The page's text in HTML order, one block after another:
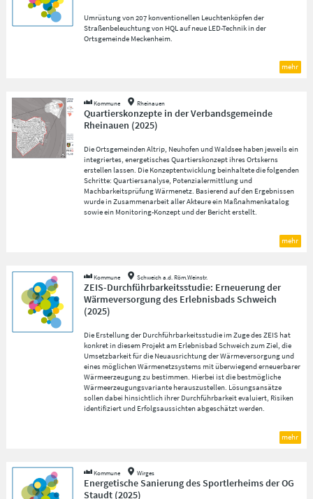
Umrüstung von 207 konventionellen Leuchtenköpfen der
Straßenbeleuchtung von HQL auf neue LED-Technik in der
Ortsgemeinde Meckenheim.
mehr
Quartierskonzepte in der Verbandsgemeinde
Rheinauen (2025)
Kommune Rheinauen
Die Ortsgemeinden Altrip, Neuhofen und Waldsee haben jeweils ein
integriertes, energetisches Quartierskonzept ihres Ortskerns
erstellen lassen. Die Konzeptentwicklung beinhaltete die folgenden
Schritte: Quartiersanalyse, Potenzialermittlung und
Machbarkeitsprüfung Wärmenetz. Basierend auf den Ergebnissen
wurde in Zusammenarbeit aller Akteure ein Maßnahmenkatalog
sowie ein Monitoring-Konzept und der Bericht erstellt.
mehr
ZEIS-Durchführbarkeitsstudie: Erneuerung der
Wärmeversorgung des Erlebnisbads Schweich
(2025)
Kommune Schweich a.d. Röm.Weinstr.
Die Erstellung der Durchführbarkeitsstudie im Zuge des ZEIS hat
konkret in diesem Projekt am Erlebnisbad Schweich zum Ziel, die
Umsetzbarkeit für die Neuausrichtung der Wärmeversorgung und
eines möglichen Wärmenetzsystems mit überwiegend erneuerbarer
Wärmeerzeugung zu bestimmen. Hierbei ist die bestmögliche
Wärmeerzeugungsvariante herauszustellen. Lösungsansätze
sollen dabei hinsichtlich ihrer Durchführbarkeit evaluiert, Risiken
identifiziert und Erfolgsaussichten abgeschätzt werden.
mehr
Energetische Sanierung des Sportlerheims der OG
Staudt (2025)
Kommune Wirges